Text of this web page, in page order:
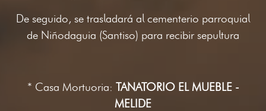
De seguido, se trasladará al cementerio parroquial
de Niñodaguia (Santiso) para recibir sepultura
* Casa Mortuoria: TANATORIO EL MUEBLE -
MELIDE